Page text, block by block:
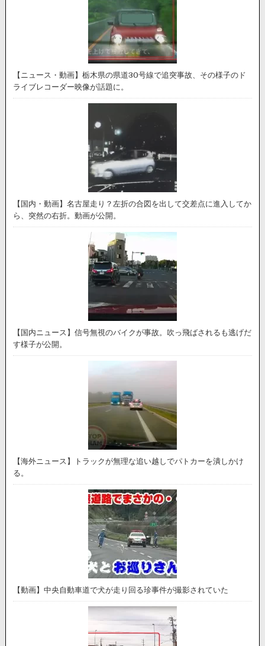
【ニュース・動画】栃木県の県道30号線で追突事故、その様子のド
ライブレコーダー映像が話題に。
【国内・動画】名古屋走り？左折の合図を出して交差点に進入してか
ら、突然の右折。動画が公開。
【国内ニュース】信号無視のバイクが事故。吹っ飛ばされるも逃げだ
す様子が公開。
【海外ニュース】トラックが無理な追い越しでパトカーを潰しかけ
る。
【動画】中央自動車道で犬が走り回る珍事件が撮影されていた